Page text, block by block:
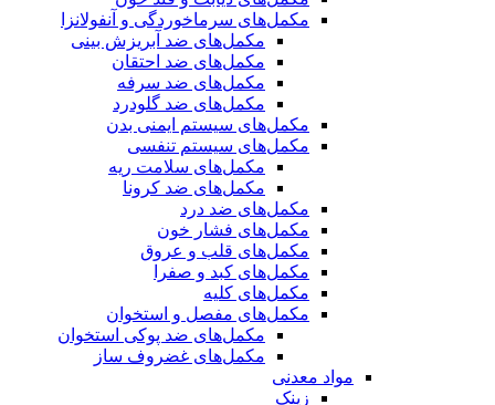
مکمل‌های سرماخوردگی و آنفولانزا
مکمل‌های ضد آبریزش بینی
مکمل‌های ضد احتقان
مکمل‌های ضد سرفه
مکمل‌های ضد گلودرد
مکمل‌های سیستم ایمنی بدن
مکمل‌های سیستم تنفسی
مکمل‌های سلامت ریه
مکمل‌های ضد کرونا
مکمل‌های ضد درد
مکمل‌های فشار خون
مکمل‌های قلب و عروق
مکمل‌های کبد و صفرا
مکمل‌های کلیه
مکمل‌های مفصل و استخوان
مکمل‌های ضد پوکی استخوان
مکمل‌های غضروف ساز
مواد معدنی
زینک